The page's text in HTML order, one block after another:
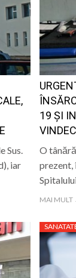
Sus.
iar
19 ȘI
O
prezent,
MAI MULT